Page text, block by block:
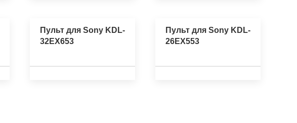
Пульт для Sony KDL-
32EX653
Пульт для Sony KDL-
26EX553